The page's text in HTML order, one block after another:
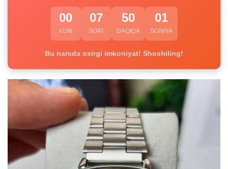
00
KUN
07
SOAT
50
DAQIQA
00
SONIYA
Bu narxda oxirgi imkoniyat! Shoshiling!